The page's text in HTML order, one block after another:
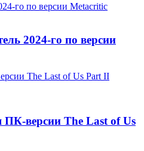
го по версии Metacritic
2024-го по версии
The Last of Us Part II
ПК-версии The Last of Us